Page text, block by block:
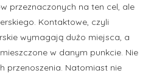
przeznaczonych na ten cel, ale
Kontaktowe, czyli
wymagają dużo miejsca, a
w danym punkcie. Nie
przenoszenia. Natomiast nie